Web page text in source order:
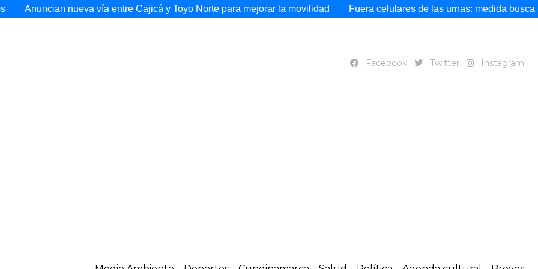
nueva vía entre Cajicá y Toyo Norte para mejorar la movilidad Fuera celulares de las urnas: medida busca blindar
Facebook Twitter Instagram